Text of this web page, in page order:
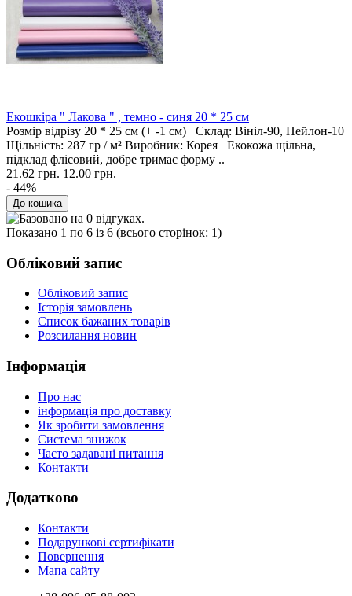
Екошкіра " Лакова " , темно - синя 20 * 25 см
Розмір відрізу 20 * 25 см (+ -1 см) Склад: Вініл-90, Нейлон-10
Щільність: 287 гр / м² Виробник: Корея Екокожа щільна,
підклад флісовий, добре тримає форму ..
21.62 грн. 12.00 грн.
- 44%
Показано 1 по 6 із 6 (всього сторінок: 1)
Обліковий запис
Обліковий запис
Історія замовлень
Список бажаних товарів
Розсилання новин
Інформація
Про нас
інформація про доставку
Як зробити замовлення
Система знижок
Часто задавані питання
Контакти
Додатково
Контакти
Подарункові сертифікати
Повернення
Мапа сайту